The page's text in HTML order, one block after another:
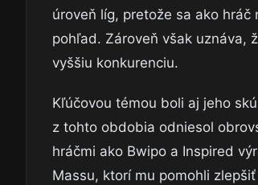
úroveň líg, pretože sa ako
pohľad. Zároveň však uznáva,
vyššiu konkurenciu.
Kľúčovou témou boli aj jeho
z tohto obdobia odniesol
hráčmi ako Bwipo a Inspired
Massu, ktorí mu pomohli